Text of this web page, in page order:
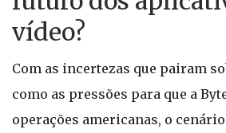
vídeo?
Com as incertezas que pairam
como as pressões para que a
operações americanas, o